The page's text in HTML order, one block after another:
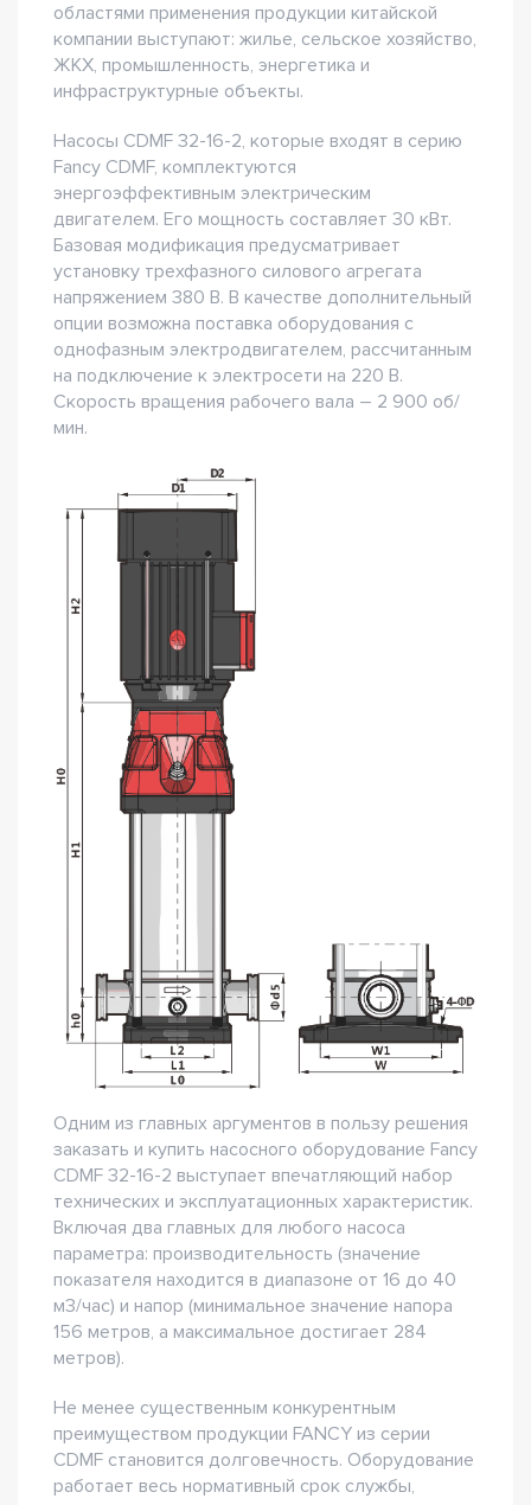
областями применения продукции китайской
компании выступают: жилье, сельское хозяйство,
ЖКХ, промышленность, энергетика и
инфраструктурные объекты.
Насосы CDMF 32-16-2, которые входят в серию
Fancy CDMF, комплектуются
энергоэффективным электрическим
двигателем. Его мощность составляет 30 кВт.
Базовая модификация предусматривает
установку трехфазного силового агрегата
напряжением 380 В. В качестве дополнительный
опции возможна поставка оборудования с
однофазным электродвигателем, рассчитанным
на подключение к электросети на 220 В.
Скорость вращения рабочего вала – 2 900 об/
мин.
Одним из главных аргументов в пользу решения
заказать и купить насосного оборудование Fancy
CDMF 32-16-2 выступает впечатляющий набор
технических и эксплуатационных характеристик.
Включая два главных для любого насоса
параметра: производительность (значение
показателя находится в диапазоне от 16 до 40
м3/час) и напор (минимальное значение напора
156 метров, а максимальное достигает 284
метров).
Не менее существенным конкурентным
преимуществом продукции FANCY из серии
CDMF становится долговечность. Оборудование
работает весь нормативный срок службы,